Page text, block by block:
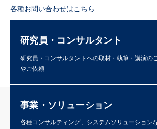
各種お問い合わせはこちら
研究員・コンサルタント
研究員・コンサルタントへの取材・執筆・講演の
やご依頼
事業・ソリューション
各種コンサルティング、システムソリューション